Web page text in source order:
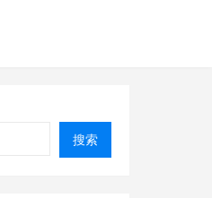
搜索